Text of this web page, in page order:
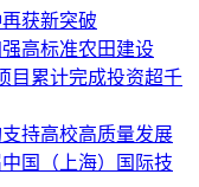
获新突破
高标准农田建设
目累计完成投资超千
持高校高质量发展
国（上海）国际技